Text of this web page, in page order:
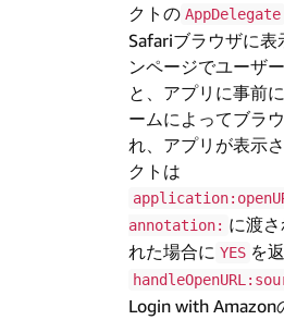
クトの AppDelegate
Safariブラウザに表
ンページでユーザ
と、アプリに事前
ームによってブラ
れ、アプリが表示
クトは
annotation: に渡
れた場合に YES を
Login with Amazon